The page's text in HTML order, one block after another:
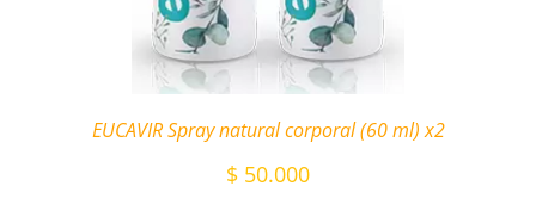
EUCAVIR Spray natural corporal (60 ml) x2
$ 50.000